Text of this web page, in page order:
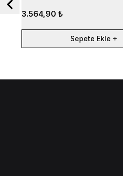
3.564,90 ₺
Sepete Ekle